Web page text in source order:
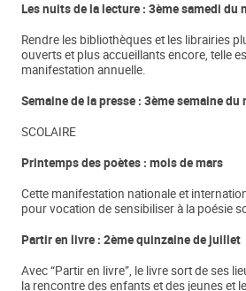
Les nuits de la lecture : 3ème samedi du
Rendre les bibliothèques et les librairies
ouverts et plus accueillants encore, telle
manifestation annuelle.
Semaine de la presse : 3ème semaine du
SCOLAIRE
Printemps des poètes : mois de mars
Cette manifestation nationale et
pour vocation de sensibiliser à la poésie
Partir en livre : 2ème quinzaine de juillet
Avec “Partir en livre”, le livre sort de ses
la rencontre des enfants et des jeunes et